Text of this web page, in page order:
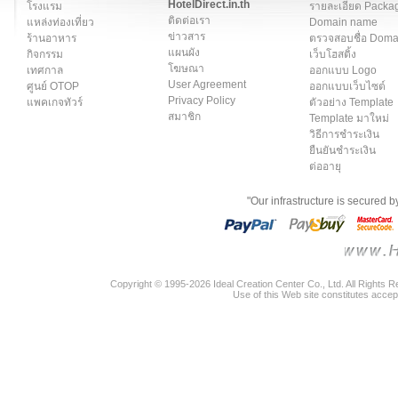
โรงแรม
แหล่งท่องเที่ยว
ร้านอาหาร
กิจกรรม
เทศกาล
ศูนย์ OTOP
แพคเกจทัวร์
HotelDirect.in.th
ติดต่อเรา
ข่าวสาร
แผนผัง
โฆษณา
User Agreement
Privacy Policy
สมาชิก
รายละเอียด
Domain name
ตรวจสอบชื่อ
เว็บโฮสติ้ง
ออกแบบ Logo
ออกแบบเว็บไซต์
ตัวอย่าง Template
Template มาใหม่
วิธีการชำระเงิน
ยืนยันชำระเงิน
ต่ออายุ
"Our infrastructure is secured
Copyright © 1995-2026 Ideal Creation Center Co., Ltd. All Rights
Use of this Web site constitutes